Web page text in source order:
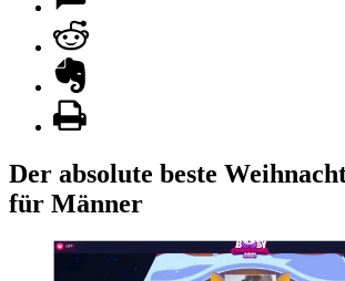
Der absolute beste
für Männer